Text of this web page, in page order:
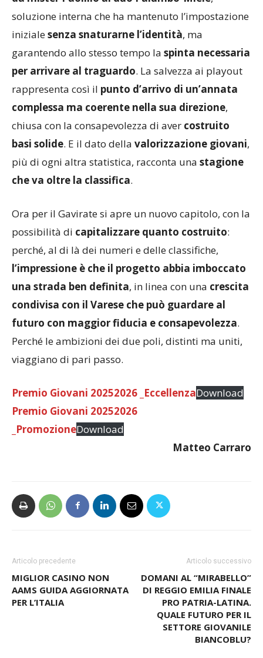
soluzione interna che ha mantenuto l’impostazione
inizialesenza snaturarne l’identità, ma
garantendo allo stesso tempo la spinta necessaria
per arrivare al traguardo. La salvezza ai playout
rappresenta così il punto d’arrivo di un’annata
complessa ma coerente nella sua direzione,
chiusa con la consapevolezza di aver costruito
basi solide. E il dato della valorizzazione giovani,
più di ogni altra statistica, racconta una stagione
che va oltre la classifica.
Ora per il Gavirate si apre un nuovo capitolo, con la
possibilità di capitalizzare quanto costruito:
perché, al di là dei numeri e delle classifiche,
l’impressione è che il progetto abbia imboccato
una strada ben definita, in linea con una crescita
condivisa con il Varese che può guardare al
futuro con maggior fiducia e consapevolezza.
Perché le ambizioni dei due poli, distinti ma uniti,
viaggiano di pari passo.
Premio Giovani 20252026 _EccellenzaDownload
Premio Giovani 20252026
_PromozioneDownload
Matteo Carraro
Articolo precedente
MIGLIOR CASINO NON
AAMS GUIDA AGGIORNATA
PER L’ITALIA
Articolo successivo
DOMANI AL “MIRABELLO”
DI REGGIO EMILIA FINALE
PRO PATRIA-LATINA.
QUALE FUTURO PER IL
SETTORE GIOVANILE
BIANCOBLU?